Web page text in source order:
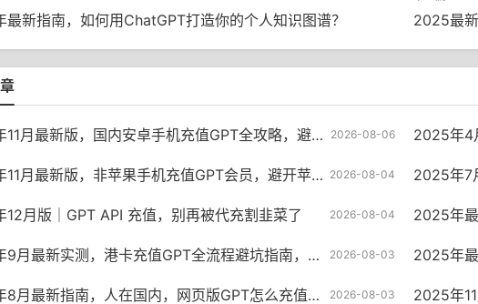
新指南，如何用ChatGPT打造你的个人知识图谱？ 2025最
2026-08-06
最新版，国内安卓手机充值GPT全攻略，避开代充陷阱其实很简单 2025年4月
2026-08-04
月最新版，非苹果手机充值GPT会员，避开苹果税的终极指南 2025年7月
2026-08-04
12月版｜GPT API 充值，别再被代充割韭菜了 2025年最新
2026-08-03
最新实测，港卡充值GPT全流程避坑指南，这几家银行真的稳 2025年最
2026-08-03
月最新指南，人在国内，网页版GPT怎么充值才不踩坑 2025年11月